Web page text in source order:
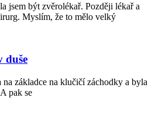
jsem být zvěrolékař. Později lékař a
Myslím, že to mělo velký
duše
na základce na klučičí záchodky a byla
A pak se